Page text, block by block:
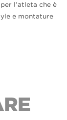
l’atleta che è
e montature